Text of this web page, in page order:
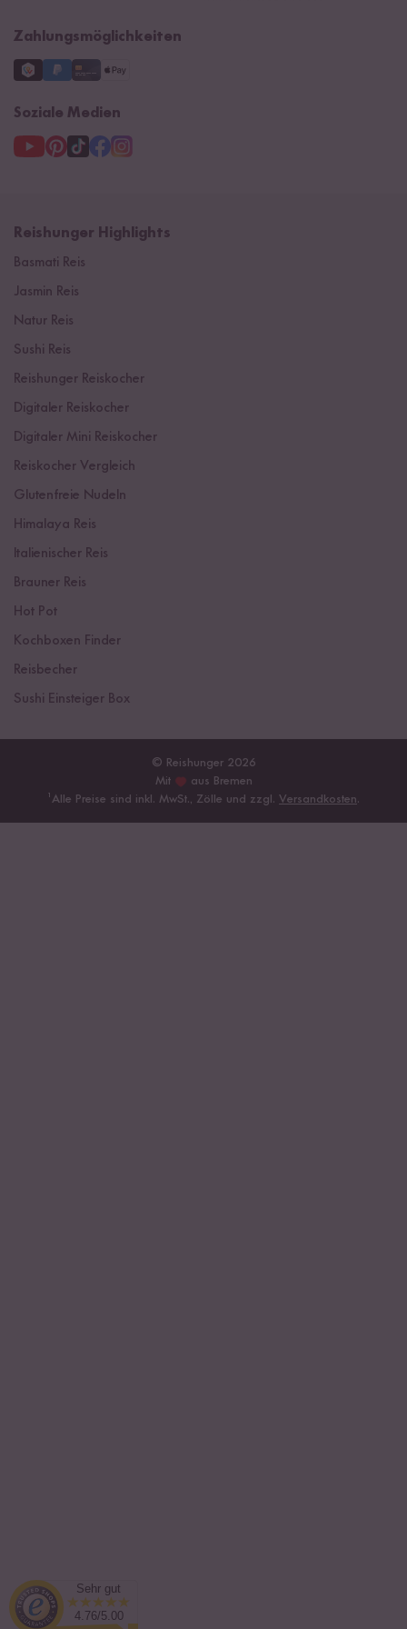
Zahlungsmöglichkeiten
Soziale Medien
Reishunger Highlights
Basmati Reis
Jasmin Reis
Natur Reis
Sushi Reis
Reishunger Reiskocher
Digitaler Reiskocher
Digitaler Mini Reiskocher
Reiskocher Vergleich
Glutenfreie Nudeln
Himalaya Reis
Italienischer Reis
Brauner Reis
Hot Pot
Kochboxen Finder
Reisbecher
Sushi Einsteiger Box
© Reishunger 2026
Mit
aus Bremen
¹Alle Preise sind inkl. MwSt., Zölle und zzgl. Versandkosten.
Sehr gut
4.76/5.00